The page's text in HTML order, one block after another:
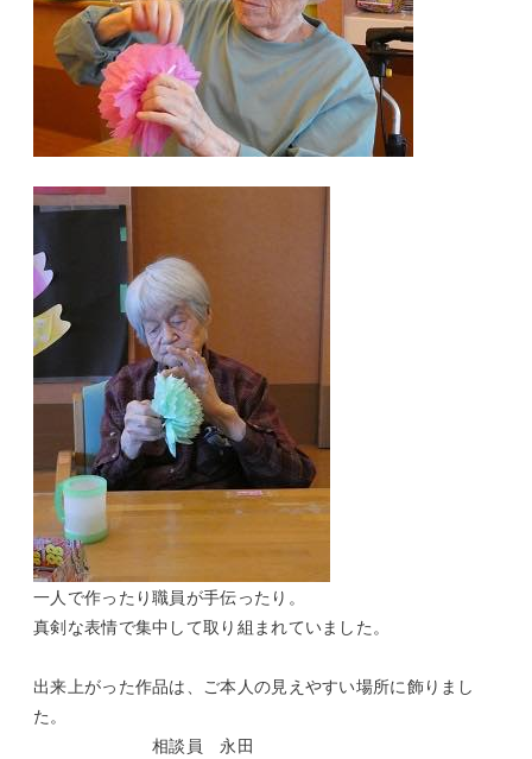
一人で作ったり職員が手伝ったり。
真剣な表情で集中して取り組まれていました。
出来上がった作品は、ご本人の見えやすい場所に飾りまし
た。
相談員 永田